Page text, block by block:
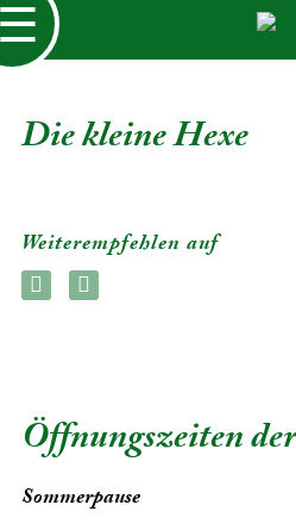
Die kleine Hexe
Weiterempfehlen auf
Öffnungszeiten
Sommerpause